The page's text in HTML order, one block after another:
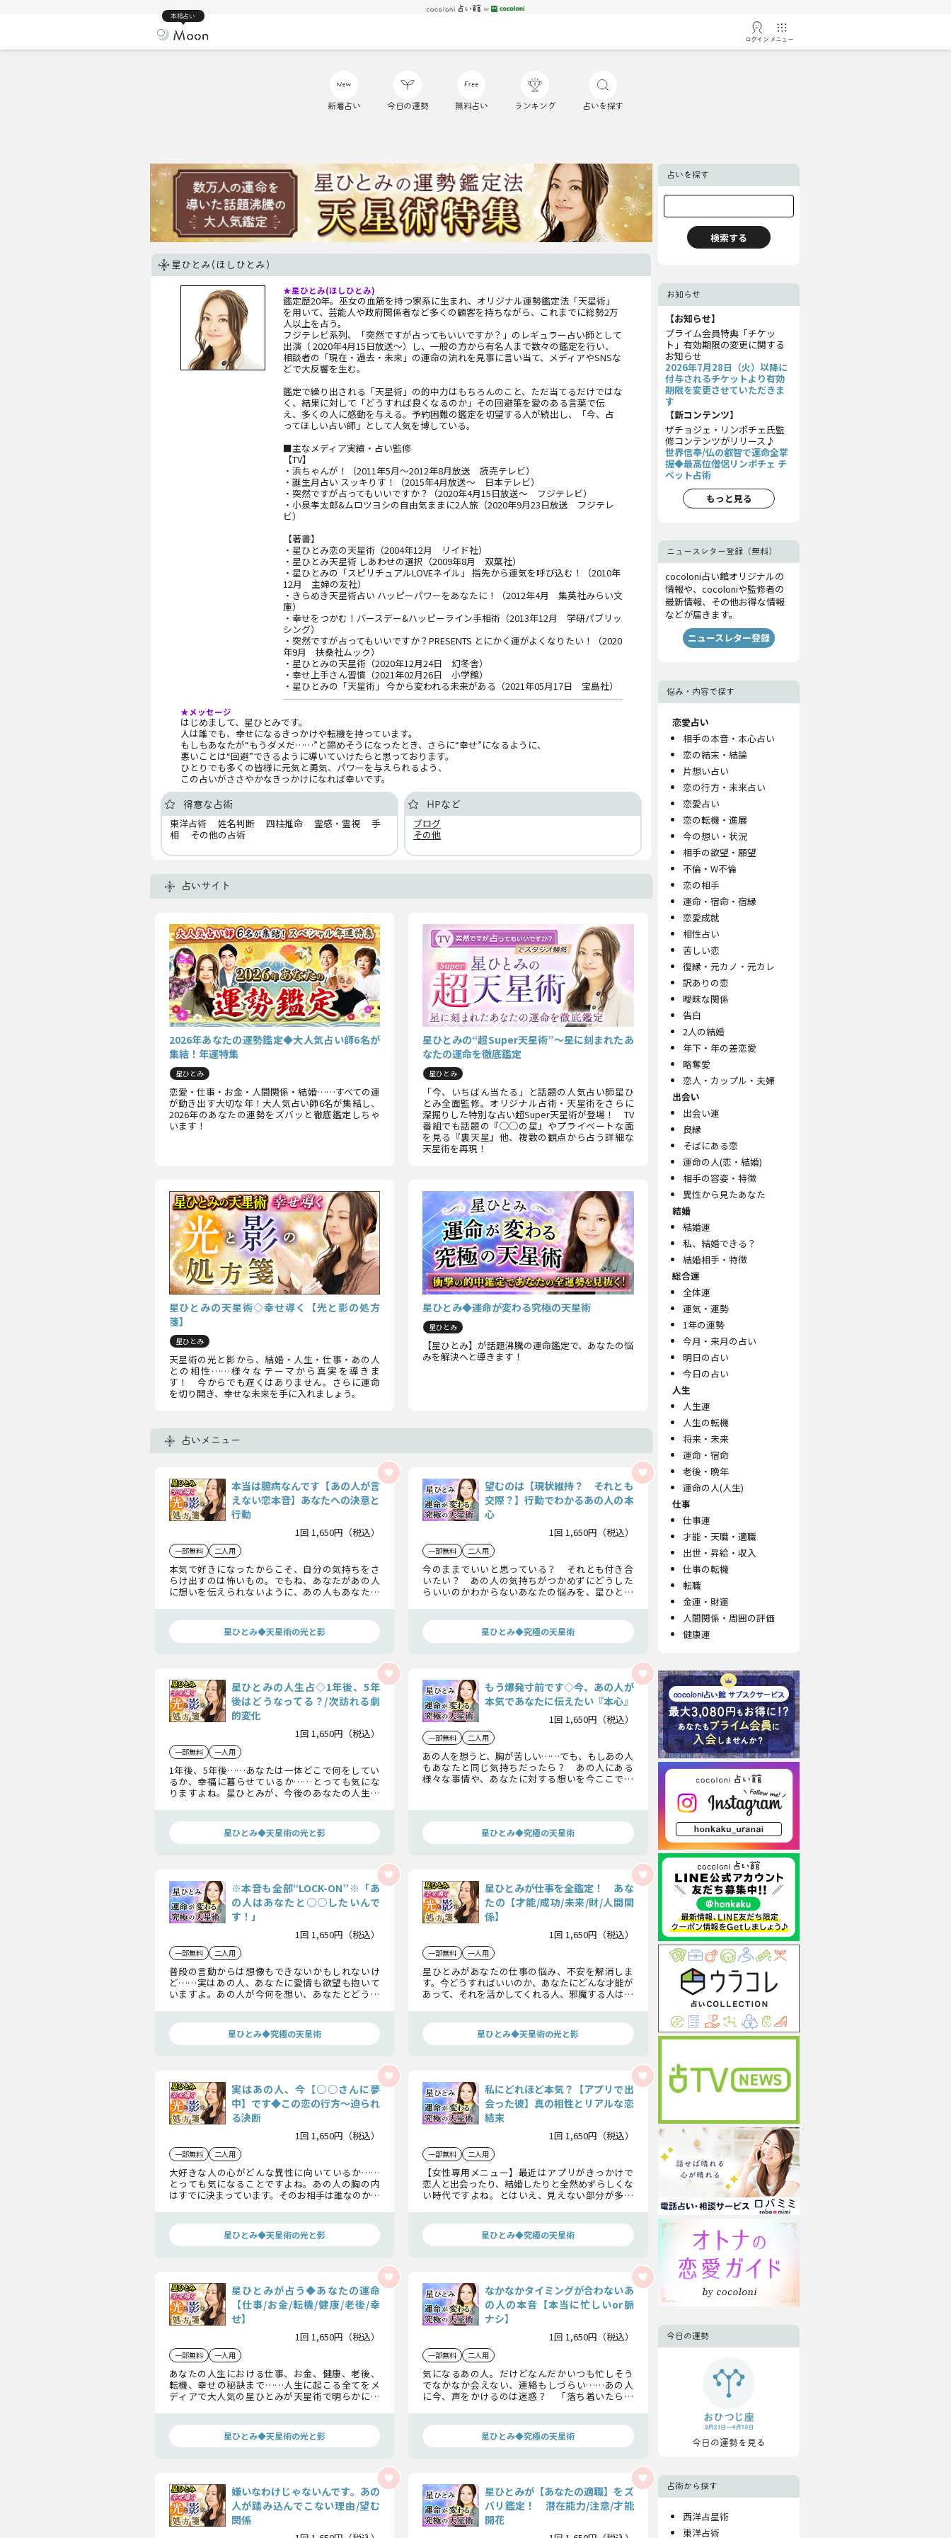
本格占い
ログイン メニュー
新着占い 今日の運勢 無料占い ランキング 占いを探す
星ひとみ(ほしひとみ)
★星ひとみ(ほしひとみ)
鑑定歴20年。巫女の血筋を持つ家系に生まれ、オリジナル運勢鑑定法「天星術」
を用いて、芸能人や政府関係者など多くの顧客を持ちながら、これまでに総勢2万
人以上を占う。
フジテレビ系列、「突然ですが占ってもいいですか？」のレギュラー占い師として
出演（ 2020年4月15日放送〜）し、一般の方から有名人まで数々の鑑定を行い、
相談者の「現在・過去・未来」の運命の流れを見事に言い当て、メディアやSNSな
どで大反響を生む。
鑑定で繰り出される「天星術」の的中力はもちろんのこと、ただ当てるだけではな
く、結果に対して「どうすれば良くなるのか」その回避策を愛のある言葉で伝
え、多くの人に感動を与える。予約困難の鑑定を切望する人が続出し、「今、占
ってほしい占い師」として人気を博している。
■主なメディア実績・占い監修
【TV】
・浜ちゃんが！（2011年5月〜2012年8月放送 読売テレビ）
・誕生月占い スッキりす！（2015年4月放送〜 日本テレビ）
・突然ですが占ってもいいですか？（2020年4月15日放送〜 フジテレビ）
・小泉孝太郎&ムロツヨシの自由気ままに2人旅（2020年9月23日放送 フジテレ
ビ）
【著書】
・星ひとみ恋の天星術（2004年12月 リイド社）
・星ひとみ天星術 しあわせの選択（2009年8月 双葉社）
・星ひとみの「スピリチュアルLOVEネイル」 指先から運気を呼び込む！（2010年
12月 主婦の友社）
・きらめき天星術占い ハッピーパワーをあなたに！（2012年4月 集英社みらい文
庫）
・幸せをつかむ！バースデー&ハッピーライン手相術（2013年12月 学研パブリッ
シング）
・突然ですが占ってもいいですか？PRESENTS とにかく運がよくなりたい！（2020
年9月 扶桑社ムック）
・星ひとみの天星術（2020年12月24日 幻冬舎）
・幸せ上手さん習慣（2021年02月26日 小学館）
・星ひとみの「天星術」 今から変われる未来がある（2021年05月17日 宝島社）
★メッセージ
はじめまして、星ひとみです。
人は誰でも、幸せになるきっかけや転機を持っています。
もしもあなたが“もうダメだ……”と諦めそうになったとき、さらに“幸せ”になるように、
悪いことは“回避”できるように導いていけたらと思っております。
ひとりでも多くの皆様に元気と勇気、パワーを与えられるよう、
この占いがささやかなきっかけになれば幸いです。
得意な占術
東洋占術 姓名判断 四柱推命 霊感・霊視 手
相 その他の占術
HPなど
ブログ
その他
占いサイト
2026年あなたの運勢鑑定◆大人気占い師6名が
集結！年運特集
星ひとみ
恋愛・仕事・お金・人間関係・結婚……すべての運
が動き出す大切な年！大人気占い師6名が集結し、
2026年のあなたの運勢をズバッと徹底鑑定しちゃ
います！
星ひとみの“超Super天星術”〜星に刻まれたあ
なたの運命を徹底鑑定
星ひとみ
「今、いちばん当たる」と話題の人気占い師星ひ
とみ全面監修。オリジナル占術・天星術をさらに
深掘りした特別な占い超Super天星術が登場！ TV
番組でも話題の『◯◯の星』やプライベートな面
を見る『裏天星』他、複数の観点から占う詳細な
天星術を再現！
星ひとみの天星術◇幸せ導く【光と影の処方
箋】
星ひとみ
天星術の光と影から、結婚・人生・仕事・あの人
との相性……様々なテーマから真実を導きま
す！ 今からでも遅くはありません。さらに運命
を切り開き、幸せな未来を手に入れましょう。
星ひとみ◆運命が変わる究極の天星術
星ひとみ
【星ひとみ】が話題沸騰の運命鑑定で、あなたの悩
みを解決へと導きます！
占いメニュー
本当は臆病なんです【あの人が言
えない恋本音】あなたへの決意と
行動
1回 1,650円（税込）
一部無料 二人用
本気で好きになったからこそ、自分の気持ちをさ
らけ出すのは怖いもの。でもね、あなたがあの人
に想いを伝えられないように、あの人もあなたに
星ひとみ◆天星術の光と影
望むのは【現状維持？ それとも
交際？】行動でわかるあの人の本
心
1回 1,650円（税込）
一部無料 二人用
今のままでいいと思っている？ それとも付き合
いたい？ あの人の気持ちがつかめずにどうした
らいいのかわからないあなたの悩みを、星ひとみ
星ひとみ◆究極の天星術
星ひとみの人生占◇1年後、5年
後はどうなってる？/次訪れる劇
的変化
1回 1,650円（税込）
一部無料 一人用
1年後、5年後……あなたは一体どこで何をしてい
るか、幸福に暮らせているか……とっても気にな
りますよね。星ひとみが、今後のあなたの人生に
星ひとみ◆天星術の光と影
もう爆発寸前です◇今、あの人が
本気であなたに伝えたい『本心』
1回 1,650円（税込）
一部無料 二人用
あの人を想うと、胸が苦しい……でも、もしあの人
もあなたと同じ気持ちだったら？ あの人にある
様々な事情や、あなたに対する想いを今ここで暴
心」を、どうぞ知ってください。
星ひとみ◆究極の天星術
※本音も全部“LOCK-ON”※「あ
の人はあなたと○○したいんで
す！」
1回 1,650円（税込）
一部無料 二人用
普段の言動からは想像もできないかもしれないけ
ど……実はあの人、あなたに愛情も欲望も抱いて
いますよ。あの人が今何を想い、あなたとどうし
星ひとみ◆究極の天星術
星ひとみが仕事を全鑑定！ あな
たの【才能/成功/未来/財/人間関
係】
1回 1,650円（税込）
一部無料 一人用
星ひとみがあなたの仕事の悩み、不安を解消しま
す。今どうすればいいのか、あなたにどんな才能が
あって、それを活かしてくれる人、邪魔する人は誰
のすべてを鑑定します。星ひとみ◆天星術の光と影
実はあの人、今【○○さんに夢
中】です◆この恋の行方〜迫られ
る決断
1回 1,650円（税込）
一部無料 二人用
大好きな人の心がどんな異性に向いているか……
とっても気になることですよね。あの人の胸の内
はすでに決まっています。そのお相手は誰なのか、
ます。
星ひとみ◆天星術の光と影
私にどれほど本気？【アプリで出
会った彼】真の相性とリアルな恋
結末
1回 1,650円（税込）
一部無料 二人用
【女性専用メニュー】最近はアプリがきっかけで
恋人と出会ったり、結婚したりと全然めずらしくな
い時代ですよね。とはいえ、見えない部分が多く
して本当の彼について教えますね。
星ひとみ◆究極の天星術
星ひとみが占う◆あなたの運命
【仕事/お金/転機/健康/老後/幸
せ】
1回 1,650円（税込）
一部無料 一人用
あなたの人生における仕事、お金、健康、老後、
転機、幸せの秘訣まで……人生に起こる全てをメ
ディアで大人気の星ひとみが天星術で明らかにし
す。
星ひとみ◆天星術の光と影
なかなかタイミングが合わないあ
の人の本音【本当に忙しいor脈
ナシ】
1回 1,650円（税込）
一部無料 二人用
気になるあの人。だけどなんだかいつも忙しそう
でなかなか会えない、連絡もしづらい……あの人
に今、声をかけるのは迷惑？ 「落ち着いたら会
ます。
星ひとみ◆究極の天星術
嫌いなわけじゃないんです。あの
人が踏み込んでこない理由/望む
関係
星ひとみが【あなたの適職】をズ
バリ鑑定！ 潜在能力/注意/才能
開花
占いを探す
お知らせ
【お知らせ】
プライム会員特典「チケッ
ト」有効期限の変更に関する
お知らせ
2026年7月28日（火）以降に
付与されるチケットより有効
期限を変更させていただきま
す
【新コンテンツ】
ザチョジェ・リンポチェ氏監
修コンテンツがリリース♪
世界信奉/仏の叡智で運命全掌
握◆最高位僧侶リンポチェ チ
ベット占術
もっと見る
ニュースレター登録（無料）
cocoloni占い館オリジナルの
情報や、cocoloniや監修者の
最新情報、その他お得な情報
などが届きます。
ニュースレター登録
悩み・内容で探す
恋愛占い
相手の本音・本心占い
恋の結末・結論
片想い占い
恋の行方・未来占い
恋愛占い
恋の転機・進展
今の想い・状況
相手の欲望・願望
不倫・W不倫
恋の相手
運命・宿命・宿縁
恋愛成就
相性占い
苦しい恋
復縁・元カノ・元カレ
訳ありの恋
曖昧な関係
告白
2人の結婚
年下・年の差恋愛
略奪愛
恋人・カップル・夫婦
出会い
出会い運
良縁
そばにある恋
運命の人(恋・結婚)
相手の容姿・特徴
異性から見たあなた
結婚
結婚運
私、結婚できる？
結婚相手・特徴
総合運
全体運
運気・運勢
1年の運勢
今月・来月の占い
明日の占い
今日の占い
人生
人生運
人生の転機
将来・未来
運命・宿命
老後・晩年
運命の人(人生)
仕事
仕事運
才能・天職・適職
出世・昇給・収入
仕事の転機
転職
金運・財運
人間関係・周囲の評価
健康運
今日の運勢
今日の運勢を見る
占術から探す
西洋占星術
東洋占術